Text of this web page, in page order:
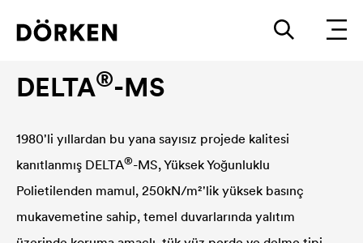
DELTA®-MS
1980'li yıllardan bu yana sayısız projede kalitesi
kanıtlanmış DELTA®-MS, Yüksek Yoğunluklu
Polietilenden mamul, 250kN/m²'lik yüksek basınç
mukavemetine sahip, temel duvarlarında yalıtım